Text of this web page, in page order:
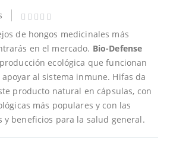
de hongos medicinales más
en el mercado. Bio-Defense
ecológica que funcionan
al sistema inmune. Hifas da
producto natural en cápsulas, con
más populares y con las
y beneficios para la salud general.